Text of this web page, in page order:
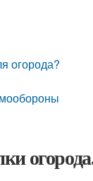
огорода?